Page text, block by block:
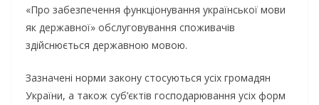
«Про забезпечення функціонування української мови
як державної» обслуговування споживачів
здійснюється державною мовою.
Зазначені норми закону стосуються усіх громадян
України, а також суб’єктів господарювання усіх форм